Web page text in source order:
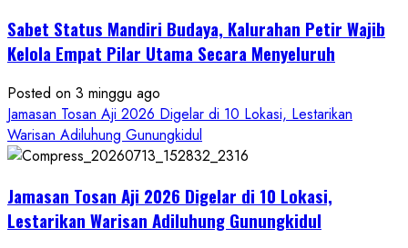
Nasional,
Ruwatan
Petilasan
Sendangwangi
Mohon
Restu
Hayuning
Bawono
Sabet Status Mandiri Budaya, Kalurahan Petir Wajib
Kelola Empat Pilar Utama Secara Menyeluruh
Posted on 3 minggu ago
Jamasan Tosan Aji 2026 Digelar di 10 Lokasi, Lestarikan
Warisan Adiluhung Gunungkidul
Jamasan Tosan Aji 2026 Digelar di 10 Lokasi,
Lestarikan Warisan Adiluhung Gunungkidul